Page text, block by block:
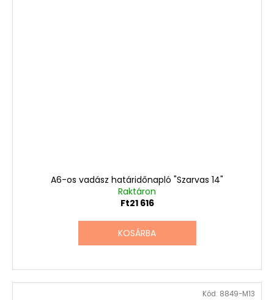
A6-os vadász határidőnapló "Szarvas 14"
Raktáron
Ft21 616
KOSÁRBA
Kód: 8849-M13